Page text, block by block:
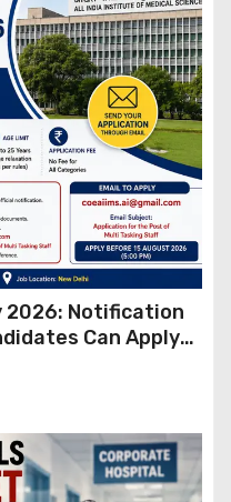
2026: Notification
Can Apply